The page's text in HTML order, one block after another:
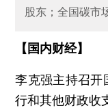
股东；全国碳市
【国内财经】
李克强主持召开
行和其他财政收